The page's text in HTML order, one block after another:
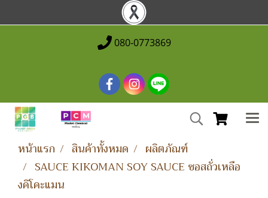
080-0773869
หน้าแรก สินค้าทั้งหมด
ผลิตภัณฑ์
SAUCE KIKOMAN SOY SAUCE ซอสถั่วเหลือ
งคิโคะแมน